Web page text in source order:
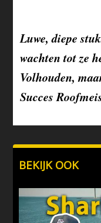
Luwe, diepe
wachten tot ze
Volhouden,
Succes
BEKIJK OOK